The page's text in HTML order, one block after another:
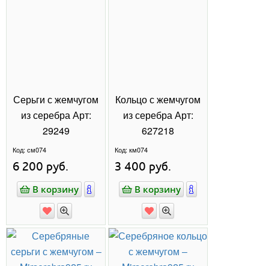
ПРИСОЕДИНЯЙТЕСЬ В
TELEGRAM
Здесь фото с новинками украшений